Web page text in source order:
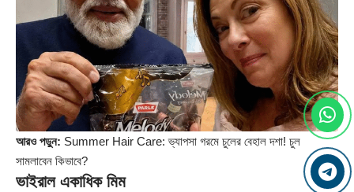
আরও পড়ুন: Summer Hair Care: ভ্যাপসা গরমে চুলের বেহাল দশা! চুল
সামলাবেন কিভাবে?
ভাইরাল একাধিক মিম